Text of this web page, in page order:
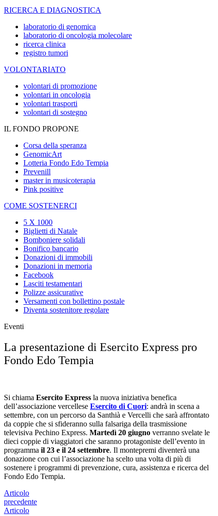
RICERCA E DIAGNOSTICA
laboratorio di genomica
laboratorio di oncologia molecolare
ricerca clinica
registro tumori
VOLONTARIATO
volontari di promozione
volontari in oncologia
volontari trasporti
volontari di sostegno
IL FONDO PROPONE
Corsa della speranza
GenomicArt
Lotteria Fondo Edo Tempia
Prevenill
master in musicoterapia
Pink positive
COME SOSTENERCI
5 X 1000
Biglietti di Natale
Bomboniere solidali
Bonifico bancario
Donazioni di immobili
Donazioni in memoria
Facebook
Lasciti testamentari
Polizze assicurative
Versamenti con bollettino postale
Diventa sostenitore regolare
Eventi
La presentazione di Esercito Express pro
Fondo Edo Tempia
Si chiama Esercito Express la nuova iniziativa benefica
dell’associazione vercellese Esercito di Cuori: andrà in scena a
settembre, con un percorso da Santhià e Vercelli che sarà affrontato
da coppie che si sfideranno sulla falsariga della trasmissione
televisiva Pechino Express. Martedì 20 giugno verranno svelate le
dieci coppie di viaggiatori che saranno protagoniste dell’evento in
programma il 23 e il 24 settembre. Il montepremi diventerà una
donazione con cui l’associazione ha scelto una volta di più di
sostenere i programmi di prevenzione, cura, assistenza e ricerca del
Fondo Edo Tempia.
Articolo
precedente
Articolo